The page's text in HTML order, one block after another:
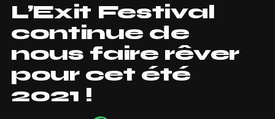
L’Exit Festival
continue de
nous faire rêver
pour cet été
2021 !